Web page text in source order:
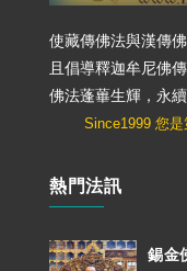
使藏傳佛法與漢傳
且倡導釋迦牟尼佛
佛法蓬蓽生輝，永續
Since1999 您是
熱門法訊
錫金